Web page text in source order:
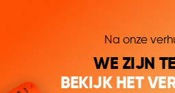
Na onze
WE ZIJN
BEKIJK HET